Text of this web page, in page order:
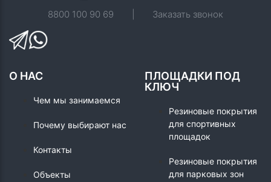
8800 100 90 69 Заказать звонок
О НАС
Чем мы занимаемся
Почему выбирают нас
Контакты
Объекты
ПЛОЩАДКИ ПОД
КЛЮЧ
Резиновые покрытия
для спортивных
площадок
Резиновые покрытия
для парковых зон